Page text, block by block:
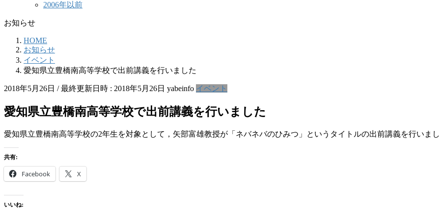
2006年以前
お知らせ
HOME
お知らせ
イベント
愛知県立豊橋南高等学校で出前講義を行いました
2018年5月26日 / 最終更新日時 : 2018年5月26日 yabeinfo イベント
愛知県立豊橋南高等学校で出前講義を行いました
愛知県立豊橋南高等学校の2年生を対象として，矢部富雄教授が「ネバネバのひみつ」というタイトルの出前講義を行いま
共有:
Facebook X
いいね: